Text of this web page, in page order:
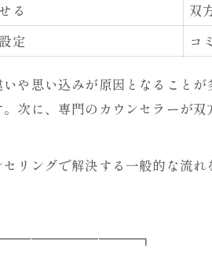
カウンセリングで得られる
夫婦で取り組む実践的な対
誤解が生まれる原因と解
冷静な判断を助けるカウンセリ
る
双
定 コ
や思い込みが原因となること
次に、専門のカウンセラーが
リングで解決する一般的な流れ